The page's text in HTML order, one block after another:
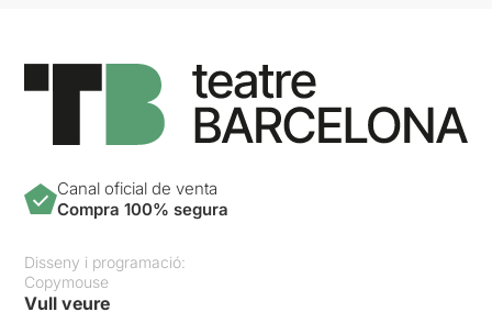
Canal oficial de venta
Compra 100% segura
Disseny i programació:
Copymouse
Vull veure